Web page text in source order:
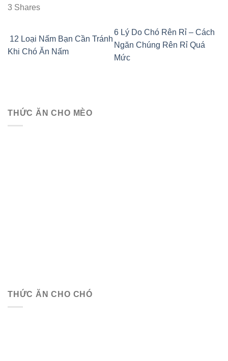
3 Shares
12 Loại Nấm Bạn Cần Tránh
Khi Chó Ăn Nấm
6 Lý Do Chó Rên Rỉ – Cách
Ngăn Chúng Rên Rỉ Quá
Mức
THỨC ĂN CHO MÈO
THỨC ĂN CHO CHÓ